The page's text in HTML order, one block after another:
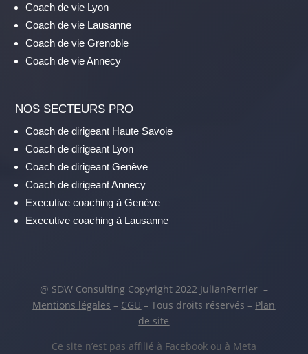
Coach de vie Lyon
Coach de vie Lausanne
Coach de vie Grenoble
Coach de vie Annecy
NOS SECTEURS PRO
Coach de dirigeant Haute Savoie
Coach de dirigeant Lyon
Coach de dirigeant Genève
Coach de dirigeant Annecy
Executive coaching à Genève
Executive coaching à Lausanne
@ SDW Consulting Copyright 2022 JulianPerrier –
Mentions légales – CGU – Tous droits réservés – Plan
de site
Ce site n’est pas affilié à Facebook ou à Meta